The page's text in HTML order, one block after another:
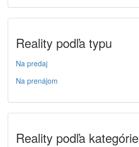
Reality podľa typu
Na predaj
Na prenájom
Reality podľa kategórie